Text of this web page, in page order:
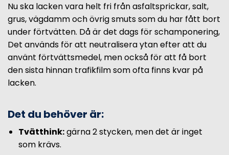
Nu ska lacken vara helt fri från asfaltsprickar, salt,
grus, vägdamm och övrig smuts som du har fått bort
under förtvätten. Då är det dags för schamponering,
Det används för att neutralisera ytan efter att du
använt förtvättsmedel, men också för att få bort
den sista hinnan trafikfilm som ofta finns kvar på
lacken.
Det du behöver är:
Tvätthink:gärna 2 stycken, men det är inget
som krävs.